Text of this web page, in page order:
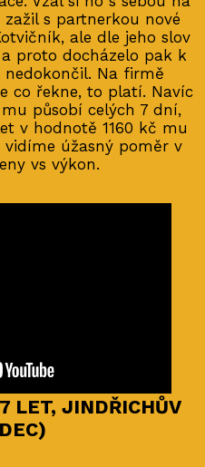
s partnerkou nové
ale dle jeho slov
proto docházelo pak k
Na firmě
co řekne, to platí. Navíc
působí celých 7 dní,
v hodnotě 1160 kč mu
úžasný poměr v
vs výkon.
LET, JINDŘICHŮV